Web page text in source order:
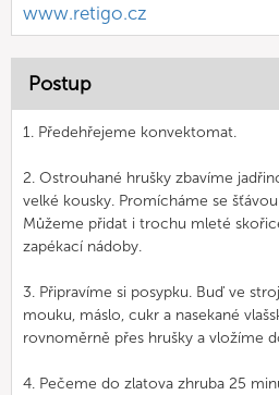
www.retigo.cz
Postup
1. Předehřejeme konvektomat.
2. Ostrouhané hrušky zbavíme
velké kousky. Promícháme se
Můžeme přidat i trochu mleté
zapékací nádoby.
3. Připravíme si posypku. Buď ve
mouku, máslo, cukr a nasekané
rovnoměrně přes hrušky a vložíme
4. Pečeme do zlatova zhruba 25